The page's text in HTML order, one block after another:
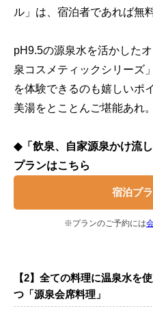
ル」は、宿泊者であれば無
pH9.5の源泉水を活かした
泉コスメティックシリーズ
を体験できるのも嬉しいポ
美湯をとことんご堪能あれ。
◆「飲泉、自家源泉かけ流
プランはこちら
宿泊プ
※プランのご予約には
【2】全ての料理に温泉水を
つ「源泉会席料理」